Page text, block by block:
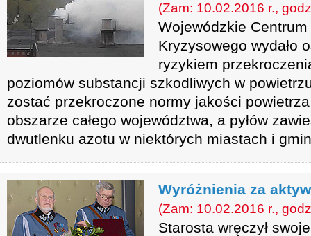
(Zam: 10.02.2016 r.,
Wojewódzkie
Kryzysowego wydało
ryzykiem
poziomów substancji szkodliwych w
zostać przekroczone normy jakości
obszarze całego województwa, a pyłów
dwutlenku azotu w niektórych miastach i
Wyróżnienia za
(Zam: 10.02.2016 r.,
Starosta wręczył